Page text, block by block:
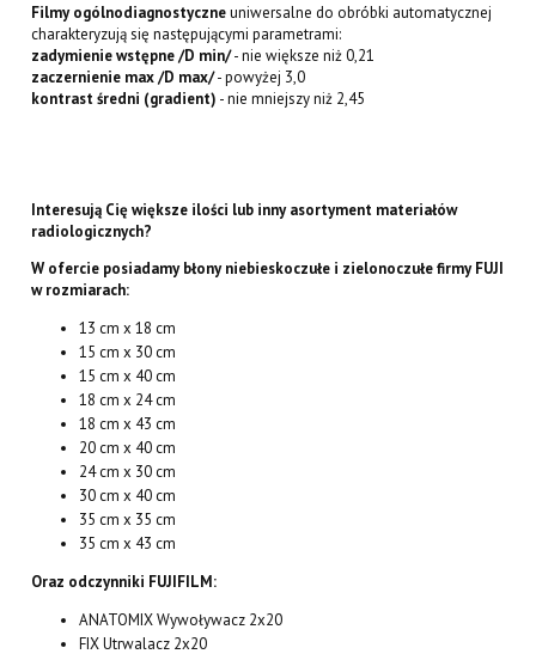
Filmy ogólnodiagnostyczneuniwersalne do obróbki automatycznej
charakteryzują się następującymi parametrami:
zadymienie wstępne /D min/- nie większe niż 0,21
zaczernienie max /D max/- powyżej 3,0
kontrast średni (gradient) - nie mniejszy niż 2,45
Interesują Cię większe ilości lub inny asortyment materiałów
radiologicznych?
W ofercie posiadamy błony niebieskoczułe i zielonoczułe firmy FUJI
w rozmiarach:
13 cm x 18 cm
15 cm x 30 cm
15 cm x 40 cm
18 cm x 24 cm
18 cm x 43 cm
20 cm x 40 cm
24 cm x 30 cm
30 cm x 40 cm
35 cm x 35 cm
35 cm x 43 cm
Oraz odczynniki FUJIFILM:
ANATOMIX Wywoływacz 2x20
FIX Utrwalacz 2x20